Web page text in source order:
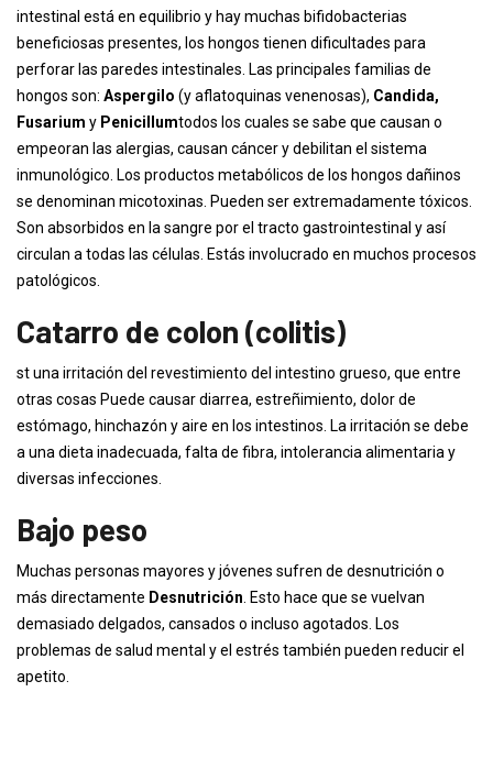
intestinal está en equilibrio y hay muchas bifidobacterias
beneficiosas presentes, los hongos tienen dificultades para
perforar las paredes intestinales. Las principales familias de
hongos son: Aspergilo (y aflatoquinas venenosas), Candida,
Fusarium y Penicillumtodos los cuales se sabe que causan o
empeoran las alergias, causan cáncer y debilitan el sistema
inmunológico. Los productos metabólicos de los hongos dañinos
se denominan micotoxinas. Pueden ser extremadamente tóxicos.
Son absorbidos en la sangre por el tracto gastrointestinal y así
circulan a todas las células. Estás involucrado en muchos procesos
patológicos.
Catarro de colon (colitis)
st una irritación del revestimiento del intestino grueso, que entre
otras cosas Puede causar diarrea, estreñimiento, dolor de
estómago, hinchazón y aire en los intestinos. La irritación se debe
a una dieta inadecuada, falta de fibra, intolerancia alimentaria y
diversas infecciones.
Bajo peso
Muchas personas mayores y jóvenes sufren de desnutrición o
más directamente Desnutrición . Esto hace que se vuelvan
demasiado delgados, cansados ​​o incluso agotados. Los
problemas de salud mental y el estrés también pueden reducir el
apetito.